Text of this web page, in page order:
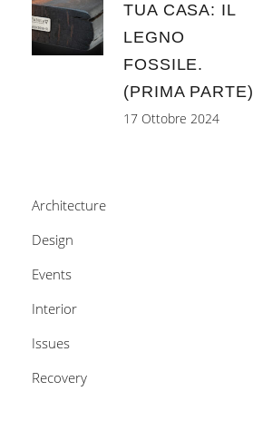
TUA CASA: IL
LEGNO
FOSSILE.
(PRIMA PARTE)
17 Ottobre 2024
Architecture
Design
Events
Interior
Issues
Recovery